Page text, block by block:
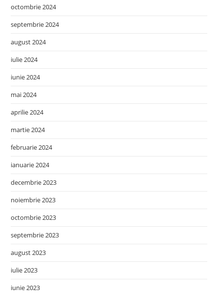
octombrie 2024
septembrie 2024
august 2024
iulie 2024
iunie 2024
mai 2024
aprilie 2024
martie 2024
februarie 2024
ianuarie 2024
decembrie 2023
noiembrie 2023
octombrie 2023
septembrie 2023
august 2023
iulie 2023
iunie 2023